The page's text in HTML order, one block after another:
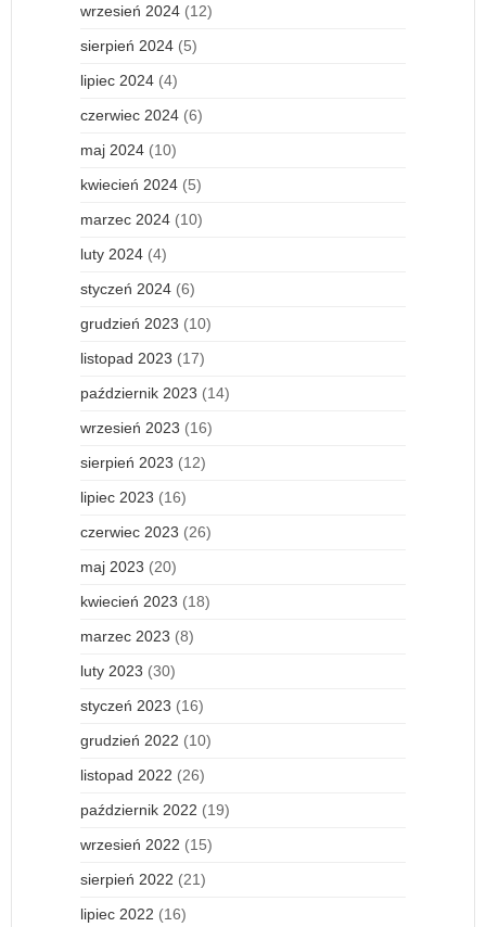
wrzesień 2024 (12)
sierpień 2024 (5)
lipiec 2024 (4)
czerwiec 2024 (6)
maj 2024 (10)
kwiecień 2024 (5)
marzec 2024 (10)
luty 2024 (4)
styczeń 2024 (6)
grudzień 2023 (10)
listopad 2023 (17)
październik 2023 (14)
wrzesień 2023 (16)
sierpień 2023 (12)
lipiec 2023 (16)
czerwiec 2023 (26)
maj 2023 (20)
kwiecień 2023 (18)
marzec 2023 (8)
luty 2023 (30)
styczeń 2023 (16)
grudzień 2022 (10)
listopad 2022 (26)
październik 2022 (19)
wrzesień 2022 (15)
sierpień 2022 (21)
lipiec 2022 (16)